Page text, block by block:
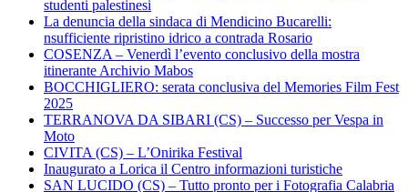
studenti palestinesi
La denuncia della sindaca di Mendicino Bucarelli:
nsufficiente ripristino idrico a contrada Rosario
COSENZA – Venerdì l’evento conclusivo della mostra
itinerante Archivio Mabos
BOCCHIGLIERO: serata conclusiva del Memories Film Fest
2025
TERRANOVA DA SIBARI (CS) – Successo per Vespa in
Moto
CIVITA (CS) – L’Onirika Festival
Inaugurato a Lorica il Centro informazioni turistiche
SAN LUCIDO (CS) – Tutto pronto per i Fotografia Calabria